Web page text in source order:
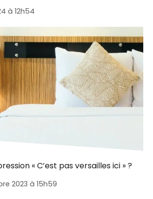
à 12h54
« C’est pas versailles ici » ?
2023 à 15h59